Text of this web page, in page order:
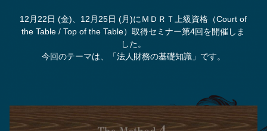
12月22日 (金)、12月25日 (月)にＭＤＲＴ上級資格（Court of
the Table / Top of the Table）取得セミナー第4回を開催しま
した。
今回のテーマは、「法人財務の基礎知識」です。